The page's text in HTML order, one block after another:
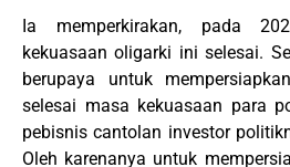
Ia memperkirakan, pada
kekuasaan oligarki ini selesai.
berupaya untuk
selesai masa kekuasaan para
pebisnis cantolan investor
Oleh karenanya untuk